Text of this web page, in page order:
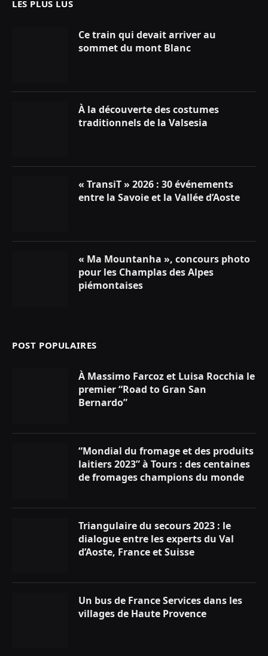
LES PLUS LUS
Ce train qui devait arriver au
sommet du mont Blanc
À la découverte des costumes
traditionnels de la Valsesia
« TransiT » 2026 : 30 événements
entre la Savoie et la Vallée d’Aoste
« Ma Mountanha », concours photo
pour les Champlas des Alpes
piémontaises
POST POPULAIRES
À Massimo Farcoz et Luisa Rocchia le
premier “Road to Gran San
Bernardo”
“Mondial du fromage et des produits
laitiers 2023” à Tours : des centaines
de fromages champions du monde
Triangulaire du secours 2023 : le
dialogue entre les experts du Val
d’Aoste, France et Suisse
Un bus de France Services dans les
villages de Haute Provence